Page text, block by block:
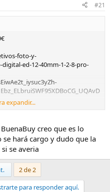
#21
foto-y-
ed-12-40mm-1-2-8-pro-
tramitar la garantía en una
lo compré hace tiempo en
estar en los 400 pelados.
expandir...
creo que es lo
hará cargo y dudo que la
se averia
2 de 2
para responder aquí.